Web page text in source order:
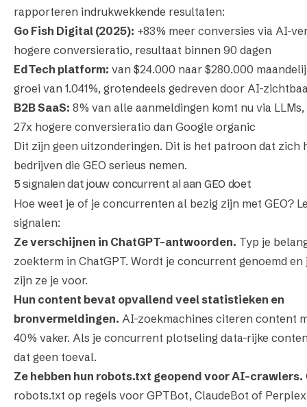
rapporteren indrukwekkende resultaten:
Go Fish Digital (2025): +83% meer conversies via AI-
hogere conversieratio, resultaat binnen 90 dagen
EdTech platform: van $24.000 naar $280.000
groei van 1.041%, grotendeels gedreven door AI-
B2B SaaS: 8% van alle aanmeldingen komt nu via
27x hogere conversieratio dan Google organic
Dit zijn geen uitzonderingen. Dit is het patroon dat zich
bedrijven die GEO serieus nemen.
5 signalen dat jouw concurrent al aan GEO doet
Hoe weet je of je concurrenten al bezig zijn met GEO?
signalen:
Ze verschijnen in ChatGPT-antwoorden. Typ je
zoekterm in ChatGPT. Wordt je concurrent genoemd en
zijn ze je voor.
Hun content bevat opvallend veel statistieken en
bronvermeldingen. AI-zoekmachines citeren content
40% vaker. Als je concurrent plotseling data-rijke
dat geen toeval.
Ze hebben hun robots.txt geopend voor AI-crawlers.
robots.txt op regels voor GPTBot, ClaudeBot of